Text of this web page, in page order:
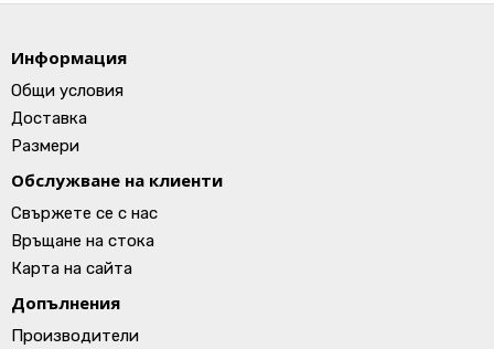
Информация
Общи условия
Доставка
Размери
Обслужване на клиенти
Свържете се с нас
Връщане на стока
Карта на сайта
Допълнения
Производители